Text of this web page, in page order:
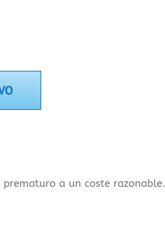
a un coste razonable.